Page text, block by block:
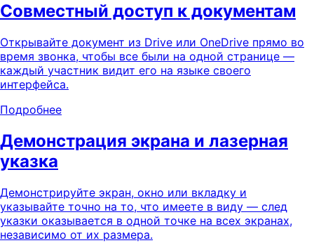
Совместный доступ к документам
Открывайте документ из Drive или OneDrive прямо во
время звонка, чтобы все были на одной странице —
каждый участник видит его на языке своего
интерфейса.
Подробнее
Демонстрация экрана и лазерная
указка
Демонстрируйте экран, окно или вкладку и
указывайте точно на то, что имеете в виду — след
указки оказывается в одной точке на всех экранах,
независимо от их размера.